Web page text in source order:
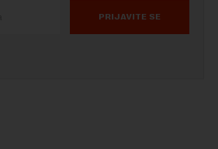
PRIJAVITE SE